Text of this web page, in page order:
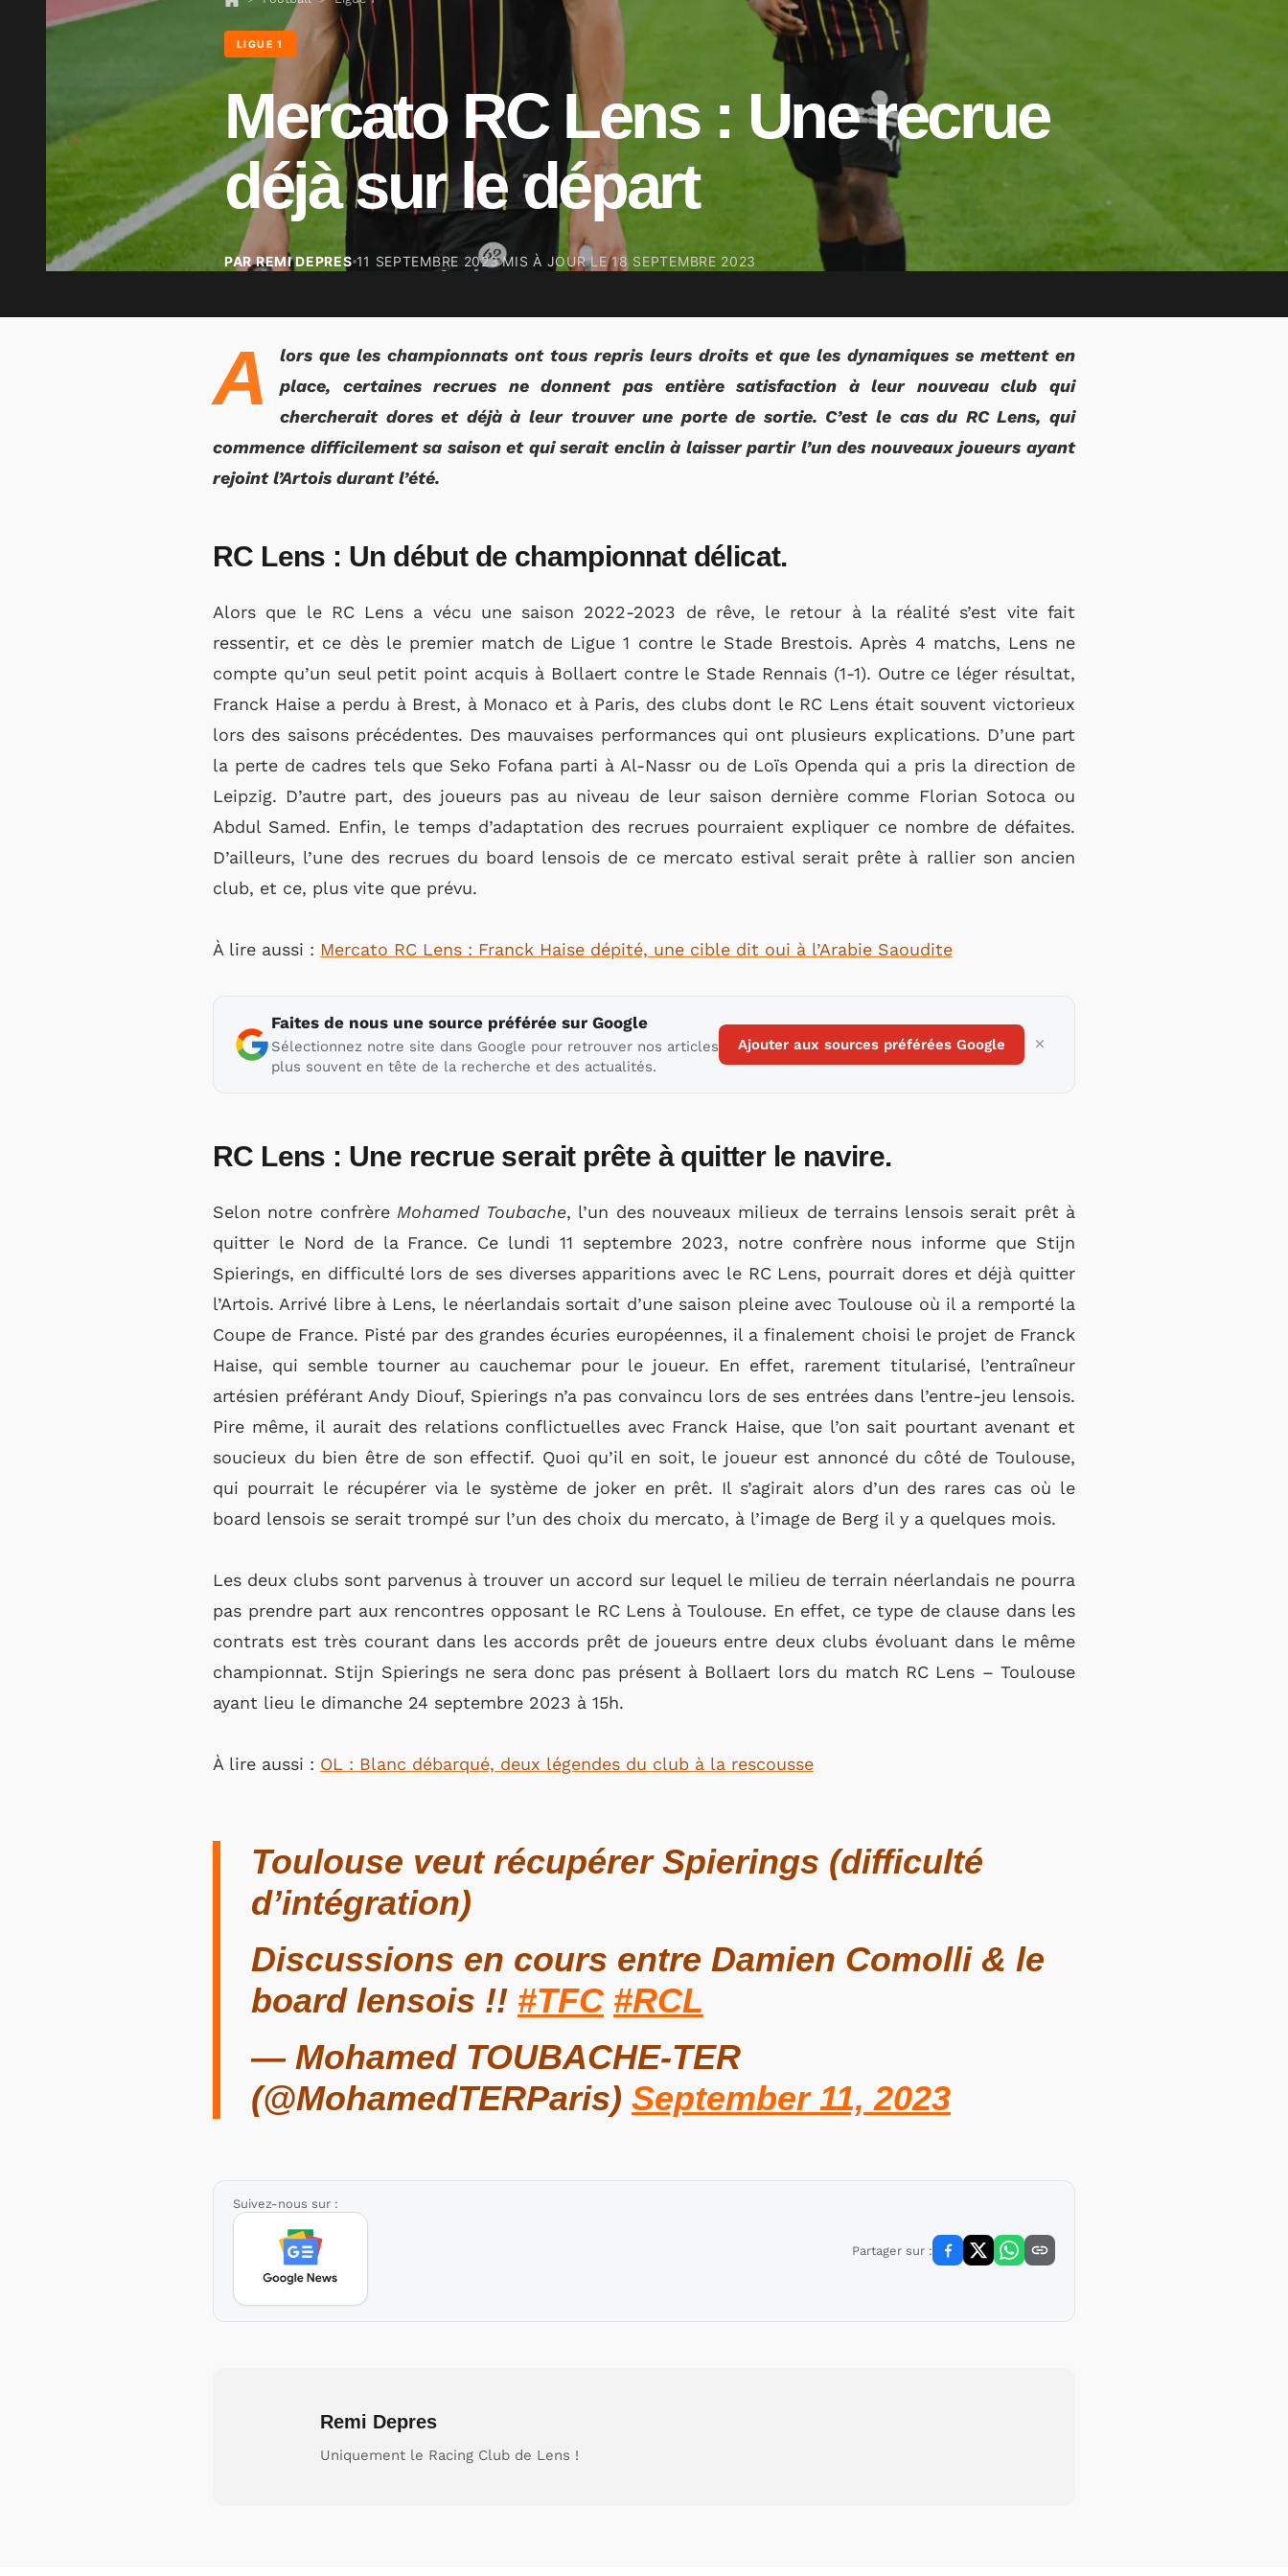
LIGUE 1
Mercato RC Lens : Une recrue
déjà sur le départ
PAR REMI DEPRES 11 SEPTEMBRE 2023 MIS À JOUR LE18 SEPTEMBRE 2023
A
lors que les championnats ont tous repris leurs droits et que les dynamiques se mettent en
place, certaines recrues ne donnent pas entière satisfaction à leur nouveau club qui
chercherait dores et déjà à leur trouver une porte de sortie. C’est le cas du RC Lens, qui
commence difficilement sa saison et qui serait enclin à laisser partir l’un des nouveaux joueurs ayant
rejoint l’Artois durant l’été.
RC Lens : Un début de championnat délicat.
Alors que le RC Lens a vécu une saison 2022-2023 de rêve, le retour à la réalité s’est vite fait
ressentir, et ce dès le premier match de Ligue 1 contre le Stade Brestois. Après 4 matchs, Lens ne
compte qu’un seul petit point acquis à Bollaert contre le Stade Rennais (1-1). Outre ce léger résultat,
Franck Haise a perdu à Brest, à Monaco et à Paris, des clubs dont le RC Lens était souvent victorieux
lors des saisons précédentes. Des mauvaises performances qui ont plusieurs explications. D’une part
la perte de cadres tels que Seko Fofana parti à Al-Nassr ou de Loïs Openda qui a pris la direction de
Leipzig. D’autre part, des joueurs pas au niveau de leur saison dernière comme Florian Sotoca ou
Abdul Samed. Enfin, le temps d’adaptation des recrues pourraient expliquer ce nombre de défaites.
D’ailleurs, l’une des recrues du board lensois de ce mercato estival serait prête à rallier son ancien
club, et ce, plus vite que prévu.
À lire aussi : Mercato RC Lens : Franck Haise dépité, une cible dit oui à l’Arabie Saoudite
Faites de nous une source préférée sur Google
Sélectionnez notre site dans Google pour retrouver nos articles
plus souvent en tête de la recherche et des actualités.
Ajouter aux sources préférées Google
RC Lens : Une recrue serait prête à quitter le navire.
Selon notre confrère Mohamed Toubache, l’un des nouveaux milieux de terrains lensois serait prêt à
quitter le Nord de la France. Ce lundi 11 septembre 2023, notre confrère nous informe que Stijn
Spierings, en difficulté lors de ses diverses apparitions avec le RC Lens, pourrait dores et déjà quitter
l’Artois. Arrivé libre à Lens, le néerlandais sortait d’une saison pleine avec Toulouse où il a remporté la
Coupe de France. Pisté par des grandes écuries européennes, il a finalement choisi le projet de Franck
Haise, qui semble tourner au cauchemar pour le joueur. En effet, rarement titularisé, l’entraîneur
artésien préférant Andy Diouf, Spierings n’a pas convaincu lors de ses entrées dans l’entre-jeu lensois.
Pire même, il aurait des relations conflictuelles avec Franck Haise, que l’on sait pourtant avenant et
soucieux du bien être de son effectif. Quoi qu’il en soit, le joueur est annoncé du côté de Toulouse,
qui pourrait le récupérer via le système de joker en prêt. Il s’agirait alors d’un des rares cas où le
board lensois se serait trompé sur l’un des choix du mercato, à l’image de Berg il y a quelques mois.
Les deux clubs sont parvenus à trouver un accord sur lequel le milieu de terrain néerlandais ne pourra
pas prendre part aux rencontres opposant le RC Lens à Toulouse. En effet, ce type de clause dans les
contrats est très courant dans les accords prêt de joueurs entre deux clubs évoluant dans le même
championnat. Stijn Spierings ne sera donc pas présent à Bollaert lors du match RC Lens – Toulouse
ayant lieu le dimanche 24 septembre 2023 à 15h.
À lire aussi : OL : Blanc débarqué, deux légendes du club à la rescousse
Toulouse veut récupérer Spierings (difficulté
d’intégration)
Discussions en cours entre Damien Comolli & le
board lensois !! #TFC #RCL
— Mohamed TOUBACHE-TER
(@MohamedTERParis) September 11, 2023
Suivez-nous sur :
Partager sur :
Remi Depres
Uniquement le Racing Club de Lens !